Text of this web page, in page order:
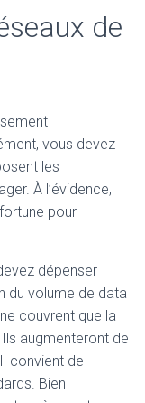
de
vous devez
les
À l’évidence,
pour
dépenser
du volume de data
couvrent que la
augmenteront de
convient de
Bien